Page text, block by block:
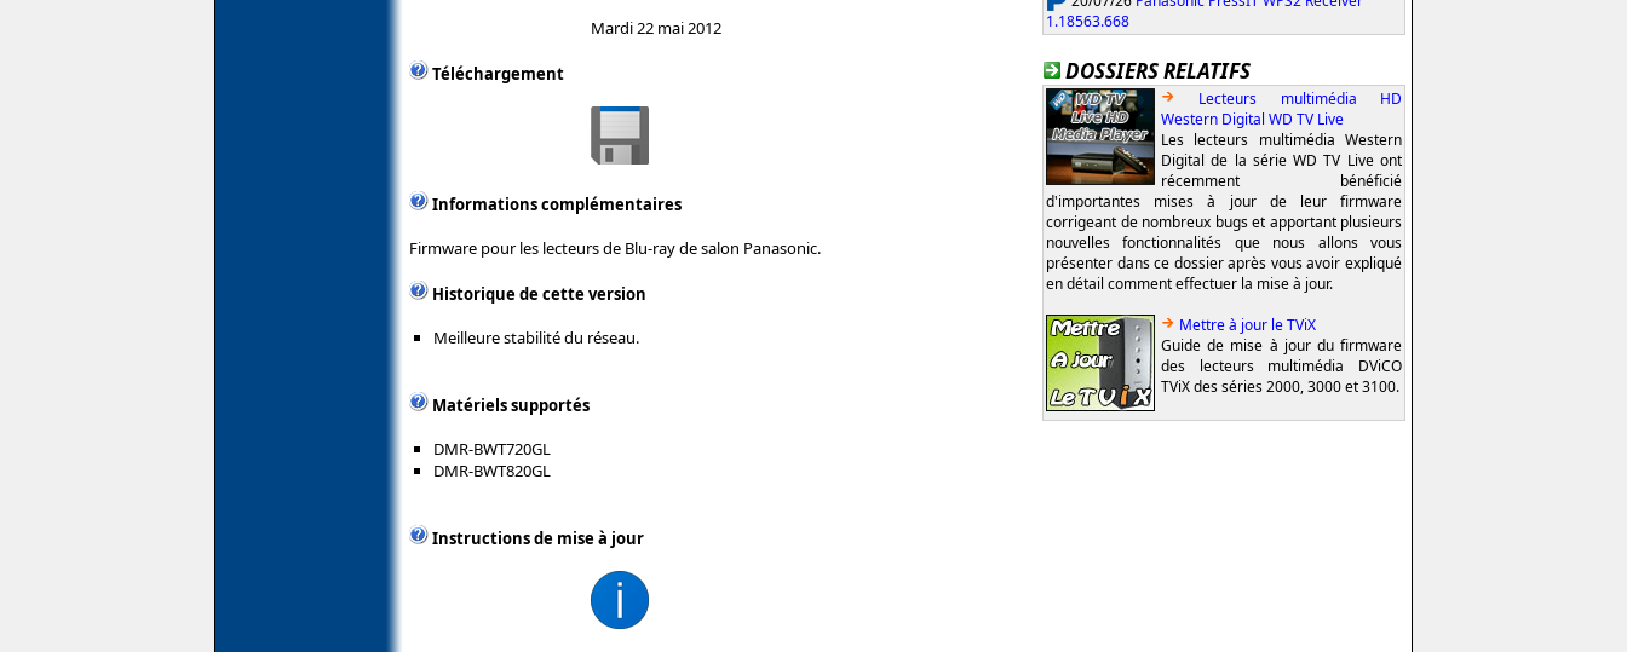
Mardi 22 mai 2012
Téléchargement
Informations complémentaires
Firmware pour les lecteurs de Blu-ray de salon Panasonic.
Historique de cette version
Meilleure stabilité du réseau.
Matériels supportés
DMR-BWT720GL
DMR-BWT820GL
Instructions de mise à jour
1.18563.668
DOSSIERS RELATIFS
Lecteurs multimédia HD
Western Digital WD TV Live
Les lecteurs multimédia Western
Digital de la série WD TV Live ont
récemment bénéficié
d'importantes mises à jour de leur firmware
corrigeant de nombreux bugs et apportant plusieurs
nouvelles fonctionnalités que nous allons vous
présenter dans ce dossier après vous avoir expliqué
en détail comment effectuer la mise à jour.
Mettre à jour le TViX
Guide de mise à jour du firmware
des lecteurs multimédia DViCO
TViX des séries 2000, 3000 et 3100.